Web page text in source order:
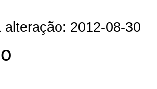
alteração: 2012-08-30